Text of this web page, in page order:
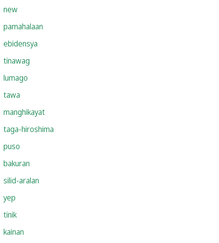
new
pamahalaan
ebidensya
tinawag
lumago
tawa
manghikayat
taga-hiroshima
puso
bakuran
silid-aralan
yep
tinik
kainan